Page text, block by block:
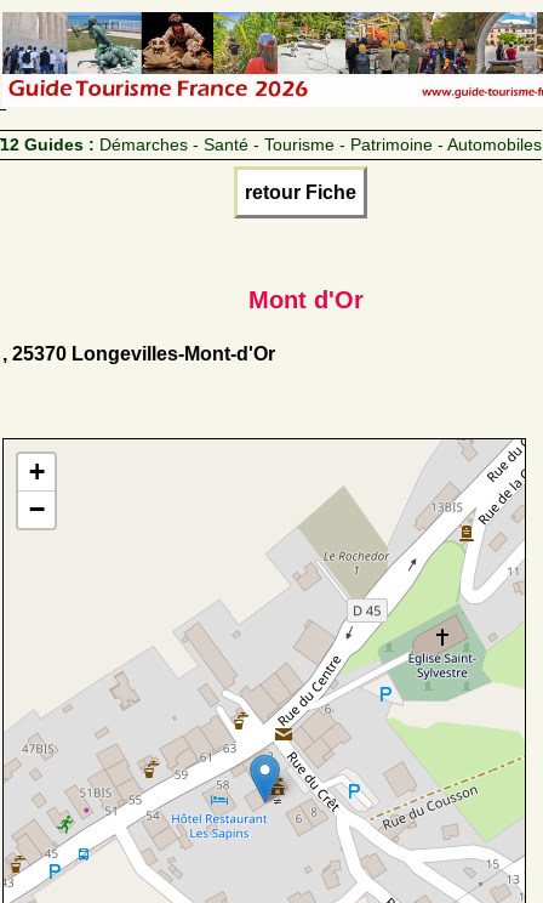
12 Guides : Démarches - Santé - Tourisme - Patrimoine - Automobiles
retour Fiche
Mont d'Or
, 25370 Longevilles-Mont-d'Or
+
−